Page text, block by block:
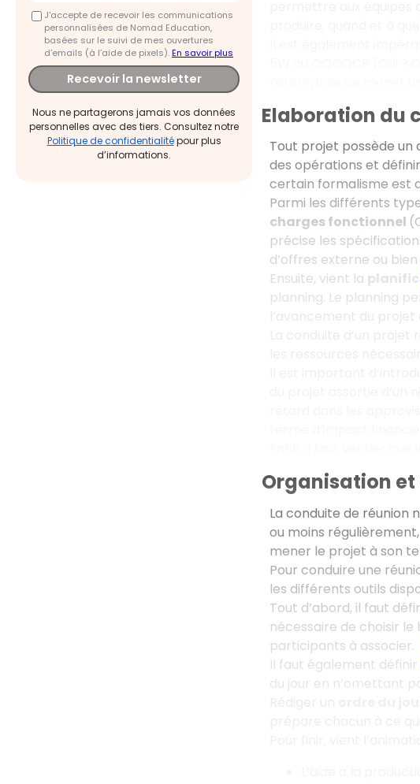
J'accepte de recevoir les communications
personnalisées de Nomad Education,
basées sur le suivi de mes ouvertures
d'emails (à l’aide de pixels).En savoir plus
Recevoir la newsletter
Nous ne partagerons jamais vos données
personnelles avec des tiers. Consultez notre
Politique de confidentialitépour plus
d’informations.
Elaboration du
Tout projet possède
des opérations et
certain formalisme est
Parmi les différents
charges fonctionnel
précise les
d’offres externe ou
Ensuite, vient la
planning. Le planning
l’avancement du
Organisation
La conduite de réunion
ou moins
mener le projet à son
Pour conduire une
les différents outils
Tout d’abord, il faut
nécessaire de choisir
participants à associer.
Il faut également définir
du jour en n’omettant